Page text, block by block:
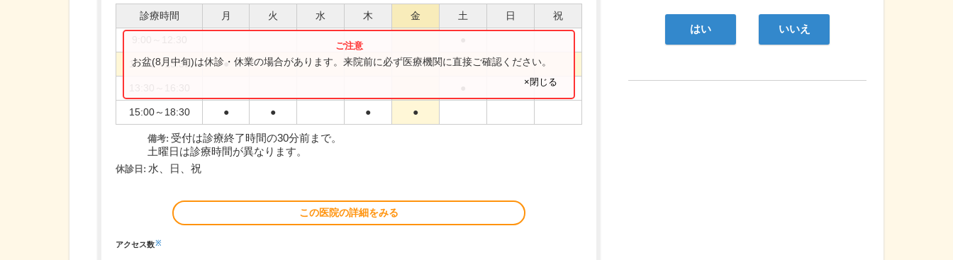
診療時間 月 火 水 木 金 土 日 祝
10:00～13:30 ● ● ● ●
15:00～18:30 ● ● ● ●
お盆(8月中旬)は休診・休業の場合があります。来院前に必ず医療機関に直接ご確認ください。
×閉じる
備考: 受付は診療終了時間の30分前まで。
土曜日は診療時間が異なります。
休診日: 水、日、祝
この医院の詳細をみる
アクセス数※
はい いいえ